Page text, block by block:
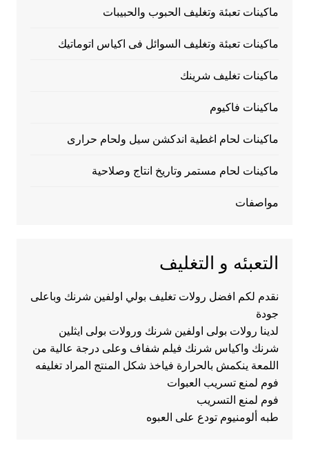
ماكينات تعبئة وتغليف الحبوب والحبيبات
ماكينات تعبئة وتغليف السوائل فى اكياس اتوماتيك
ماكينات تغليف شرينك
ماكينات فاكيوم
ماكينات لحام اغطية اندكشن سيل ولحام حرارى
ماكينات لحام مستمر وتاريخ انتاج وصلاحية
مواصفات
التعبئه و التغليف
نقدم لكم افضل رولات تغليف بولي اولفين شرنك وباعلى
جودة
لدينا رولات بولى اولفين شرنك ورولات بولى ايثلين
شرنك واكياس شرنك فيلم شفاف وعلى درجة عالية من
اللمعة ينكمش بالحرارة فياخذ شكل المنتج المراد تغليفه
فوم لمنع تسريب العبوات
فوم لمنع التسريب
طبه ألومنيوم تودع على العبوه